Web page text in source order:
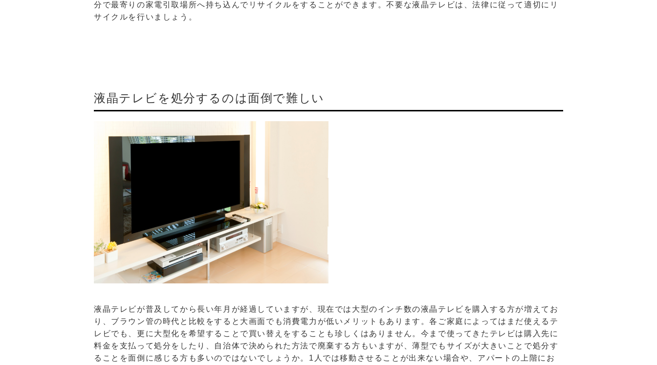
分で最寄りの家電引取場所へ持ち込んでリサイクルをすることができます。不要な液晶テレビは、法律に従って適切にリ
サイクルを行いましょう。
液晶テレビを処分するのは面倒で難しい
液晶テレビが普及してから長い年月が経過していますが、現在では大型のインチ数の液晶テレビを購入する方が増えてお
り、ブラウン管の時代と比較をすると大画面でも消費電力が低いメリットもあります。各ご家庭によってはまだ使えるテ
レビでも、更に大型化を希望することで買い替えをすることも珍しくはありません。今まで使ってきたテレビは購入先に
料金を支払って処分をしたり、自治体で決められた方法で廃棄する方もいますが、薄型でもサイズが大きいことで処分す
ることを面倒に感じる方も多いのではないでしょうか。1人では移動させることが出来ない場合や、アパートの上階にお